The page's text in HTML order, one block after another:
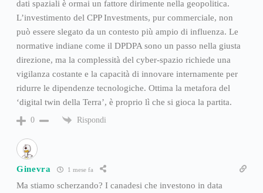
dati spaziali è ormai un fattore dirimente nella geopolitica.
L’investimento del CPP Investments, pur commerciale, non
può essere slegato da un contesto più ampio di influenza. Le
normative indiane come il DPDPA sono un passo nella giusta
direzione, ma la complessità del cyber-spazio richiede una
vigilanza costante e la capacità di innovare internamente per
ridurre le dipendenze tecnologiche. Ottima la metafora del
‘digital twin della Terra’, è proprio lì che si gioca la partita.
0 Rispondi
Ginevra 1 mese fa
Ma stiamo scherzando? I canadesi che investono in data